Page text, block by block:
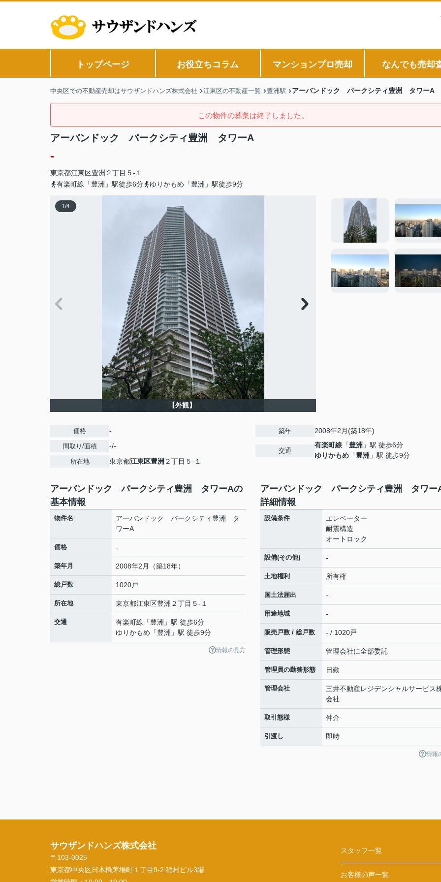
トップページ お役立ちコラム マンションプロ売却 なんでも売却
中央区での不動産売却はサウザンドハンズ株式会社 江東区の不動産一覧 豊洲駅 アーバンドック パークシティ豊洲 タワーA
この物件の募集は終了しました。
アーバンドック パークシティ豊洲 タワーA
-
東京都江東区豊洲 ２丁目５-１
有楽町線「豊洲」駅徒歩6分
ゆりかもめ「豊洲」駅徒歩9分
1/4
【外観】
価格 -
間取り/面積 -/-
所在地 東京都江東区豊洲 ２丁目５-１
築年 2008年2月(築18年)
交通
有楽町線 「豊洲 」駅 徒歩6分
ゆりかもめ 「豊洲 」駅 徒歩9分
アーバンドック パークシティ豊洲 タワーAの
基本情報
物件名
アーバンドック パークシティ豊洲 タ
ワーA
価格 -
築年月 2008年2月（築18年）
総戸数 1020戸
所在地 東京都江東区豊洲 ２丁目５-１
交通 有楽町線 「豊洲 」駅 徒歩6分
ゆりかもめ 「豊洲 」駅 徒歩9分
情報の見方
アーバンドック パークシティ豊洲 タワー
詳細情報
設備条件
エレベーター
耐震構造
オートロック
設備(その他) -
土地権利 所有権
国土法届出 -
用途地域 -
販売戸数 / 総戸数 - / 1020戸
管理形態 管理会社に全部委託
管理員の勤務形態 日勤
管理会社
三井不動産レジデンシャルサービス
会社
取引態様 仲介
引渡し 即時
情報
サウザンドハンズ株式会社
〒103-0025
東京都中央区日本橋茅場町１丁目9-2 稲村ビル3階
スタッフ一覧
お客様の声一覧